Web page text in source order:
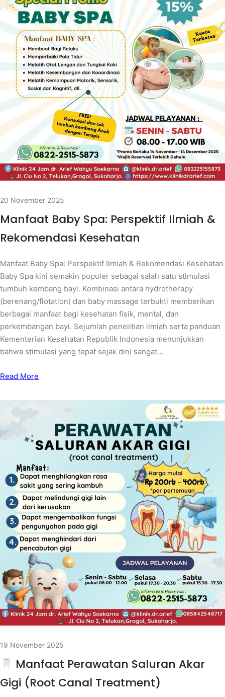
20 November 2025
Manfaat Baby Spa: Perspektif Ilmiah &
Rekomendasi Kesehatan
Manfaat Baby Spa: Perspektif Ilmiah & Rekomendasi Kesehatan
Baby Spa kini semakin populer sebagai salah satu stimulasi
tumbuh kembang bayi. Kombinasi antara hydrotherapy
(berenang/flotation) dan baby massage terbukti memberikan
berbagai manfaat bagi kesehatan fisik, mental, dan
perkembangan bayi. Sejumlah penelitian ilmiah serta panduan
Kementerian Kesehatan Republik Indonesia menunjukkan
bahwa stimulasi yang tepat sejak dini sangat…
Read More
19 November 2025
Manfaat Perawatan Saluran Akar
Gigi (Root Canal Treatment)